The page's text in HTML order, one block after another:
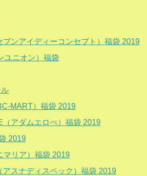
ブンアイディーコンセプト）福袋 2019
ユニオン）福袋
MART）福袋 2019
アダムエロぺ）福袋 2019
2019
マリア）福袋 2019
スナディスペック）福袋 2019